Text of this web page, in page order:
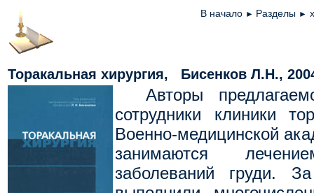
В начало ► Разделы ►
Торакальная хирургия, Бисенков Л.Н.,
Авторы
сотрудники клиники
Военно-медицинской
занимаются
заболеваний груди.